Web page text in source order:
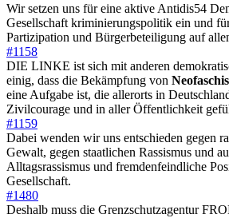
Wir setzen uns für eine aktive Antidis54
Gesellschaft kriminierungspolitik ein und
Partizipation und Bürgerbeteiligung auf
#1158
DIE LINKE ist sich mit anderen
einig, dass die Bekämpfung von
eine Aufgabe ist, die allerorts in
Zivilcourage und in aller Öffentlichkeit
#1159
Dabei wenden wir uns entschieden gegen
Gewalt, gegen staatlichen Rassismus und
Alltagsrassismus und fremdenfeindliche
Gesellschaft.
#1480
Deshalb muss die Grenzschutzagentur